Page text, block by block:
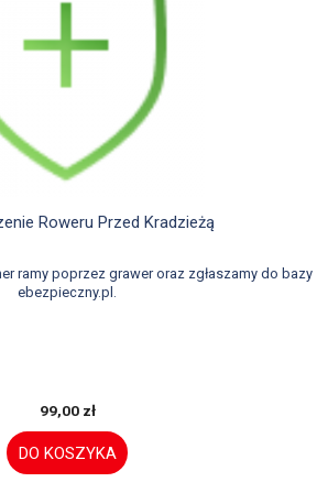
Szybki podgląd
Roweru Przed Kradzieżą
ramy poprzez grawer oraz zgłaszamy do bazy
ebezpieczny.pl.
99,00 zł
DO KOSZYKA